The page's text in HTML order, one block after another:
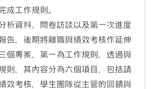
成工作規則。
析資料、問卷訪談以及第一次進度
告，後期將離職與績效考核作延伸
個專案，第一為工作規則，透過與
則，其內容分為六個項目，包括請
效考核，學生團隊從主管的回饋與